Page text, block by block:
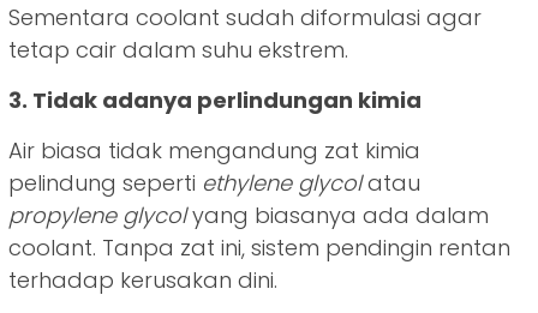
Sementara coolant sudah diformulasi agar
tetap cair dalam suhu ekstrem.
3. Tidak adanya perlindungan kimia
Air biasa tidak mengandung zat kimia
pelindung seperti ethylene glycolatau
propylene glycolyang biasanya ada dalam
coolant. Tanpa zat ini, sistem pendingin rentan
terhadap kerusakan dini.